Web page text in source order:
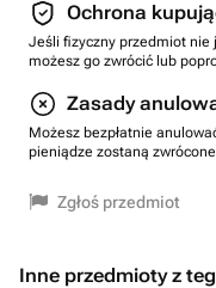
Ochrona
Jeśli fizyczny przedmiot nie
możesz go zwrócić lub
Zasady
Możesz bezpłatnie
pieniądze zostaną zwrócone
Zgłoś przedmiot
Inne przedmioty z